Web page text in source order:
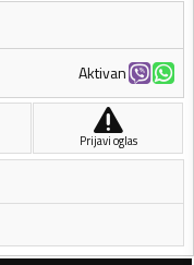
Aktivan
Prijavi oglas